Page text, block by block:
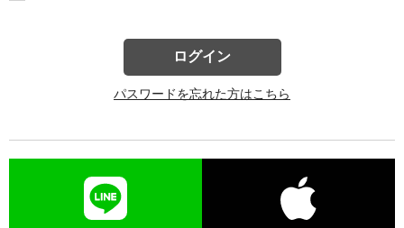
ログイン
パスワードを忘れた方はこちら